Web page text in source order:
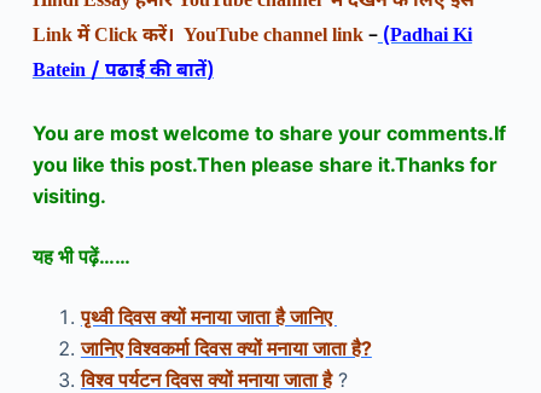
LinkमेंClickकरें। YouTube channel link–(Padhai Ki
Batein /पढाई की बातें)
You are most welcome to share your comments.If
you like this post.Then please share it.Thanks for
visiting.
यह भी पढ़ें……
पृथ्वी दिवस क्यों मनाया जाता है जानिए
जानिए विश्वकर्मा दिवस क्यों मनाया जाता है?
विश्व पर्यटन दिवस क्यों मनाया जाता है?